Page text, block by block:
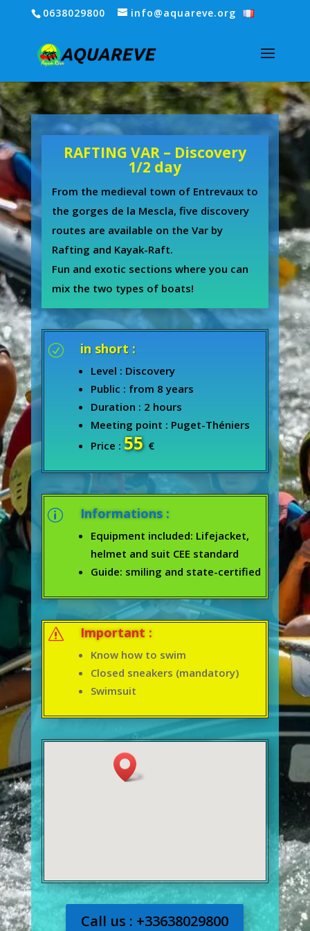
0638029800 info@aquareve.org
RAFTING VAR – Discovery
1/2 day
From the medieval town of Entrevaux to
the gorges de la Mescla, five discovery
routes are available on the Var by
Rafting and Kayak-Raft.
Fun and exotic sections where you can
mix the two types of boats!
R in short :
Level : Discovery
Public : from 8 years
Duration : 2 hours
Meeting point : Puget-Théniers
Price : 55 €
p Informations :
Equipment included: Lifejacket,
helmet and suit CEE standard
Guide: smiling and state-certified
s Important :
Know how to swim
Closed sneakers (mandatory)
Swimsuit
Call us : +33638029800